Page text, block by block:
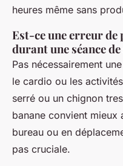
heures même sans
Est-ce une erreur de
durant une séance
Pas nécessairement
le cardio ou les
serré ou un chignon
banane convient mieux
bureau ou en
pas cruciale.